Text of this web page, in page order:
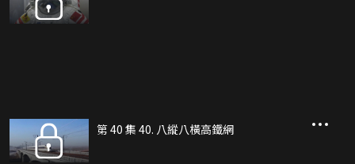
第 40 集 40. 八縱八橫高鐵網